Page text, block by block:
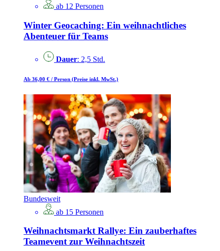
ab 12 Personen
Winter Geocaching: Ein weihnachtliches
Abenteuer für Teams
Dauer: 2,5 Std.
Ab 36,00 € / Person (Preise inkl. MwSt.)
Bundesweit
ab 15 Personen
Weihnachtsmarkt Rallye: Ein zauberhaftes
Teamevent zur Weihnachtszeit